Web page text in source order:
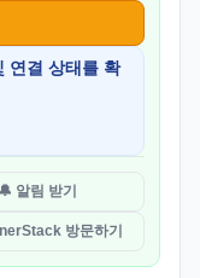
연결 상태를 확
🔔 알림 받기
방문하기